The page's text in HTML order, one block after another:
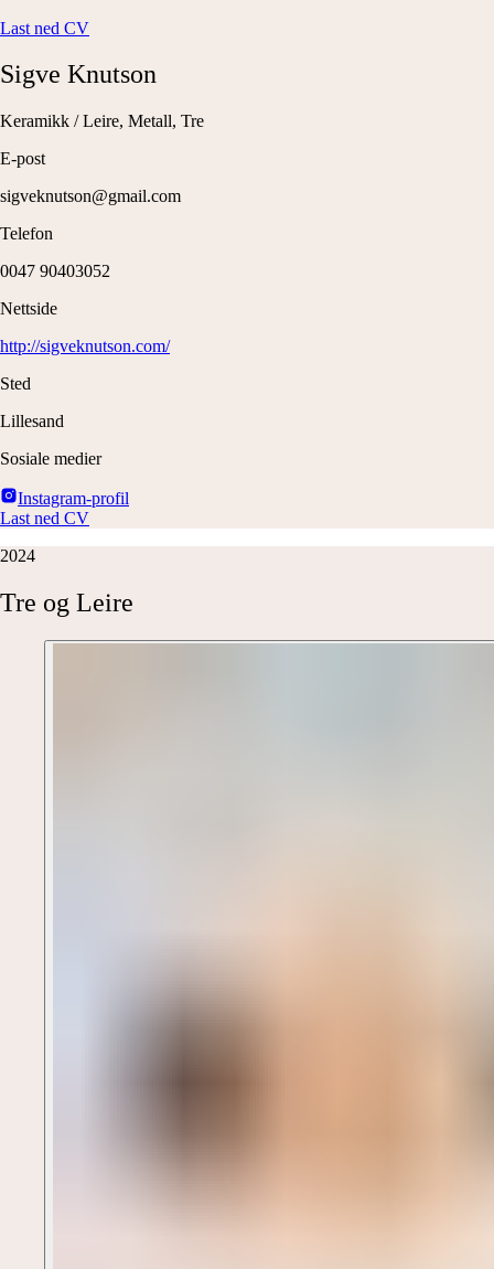
Last ned CV
Sigve Knutson
Keramikk / Leire, Metall, Tre
E-post
sigveknutson@gmail.com
Telefon
0047 90403052
Nettside
http://sigveknutson.com/
Sted
Lillesand
Sosiale medier
Instagram-profil
Last ned CV
2024
Tre og Leire